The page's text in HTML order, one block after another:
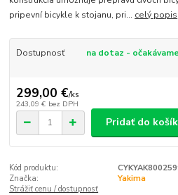
pripevní bicykle k stojanu, pri... celý popis
Dostupnosť na dotaz -
299,00 €/ks
243,09 € bez DPH
Pridať do
Kód produktu:
Značka:
Yakima
Strážiť cenu / dostupnosť